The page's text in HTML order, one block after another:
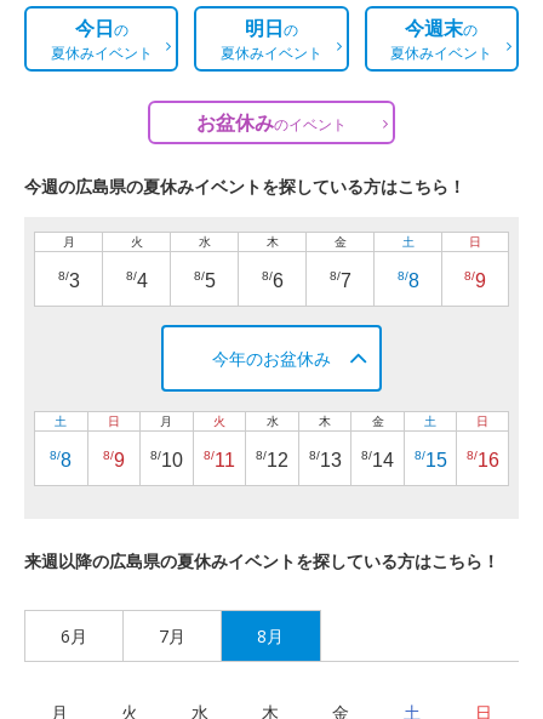
今日の
夏休みイベント
明日の
夏休みイベント
今週末の
夏休みイベント
お盆休みのイベント
今週の広島県の夏休みイベントを探している方はこちら！
月
8/3
火
8/4
水
8/5
木
8/6
金
8/7
土
8/8
日
8/9
今年のお盆休み
土
8/8
日
8/9
月
8/10
火
8/11
水
8/12
木
8/13
金
8/14
土
8/15
日
8/16
来週以降の広島県の夏休みイベントを探している方はこちら！
6月 7月 8月
月 火 水 木 金 土 日